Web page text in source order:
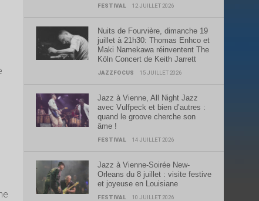
FESTIVAL 12 JUILLET 2026
Nuits de Fourvière, dimanche 19
juillet à 21h30: Thomas Enhco et
Maki Namekawa réinventent The
Köln Concert de Keith Jarrett
JAZZFOCUS 15 JUILLET 2026
Jazz à Vienne, All Night Jazz
avec Vulfpeck et bien d’autres :
quand le groove cherche son
âme !
FESTIVAL 14 JUILLET 2026
Jazz à Vienne-Soirée New-
Orleans du 8 juillet : visite festive
et joyeuse en Louisiane
FESTIVAL 10 JUILLET 2026